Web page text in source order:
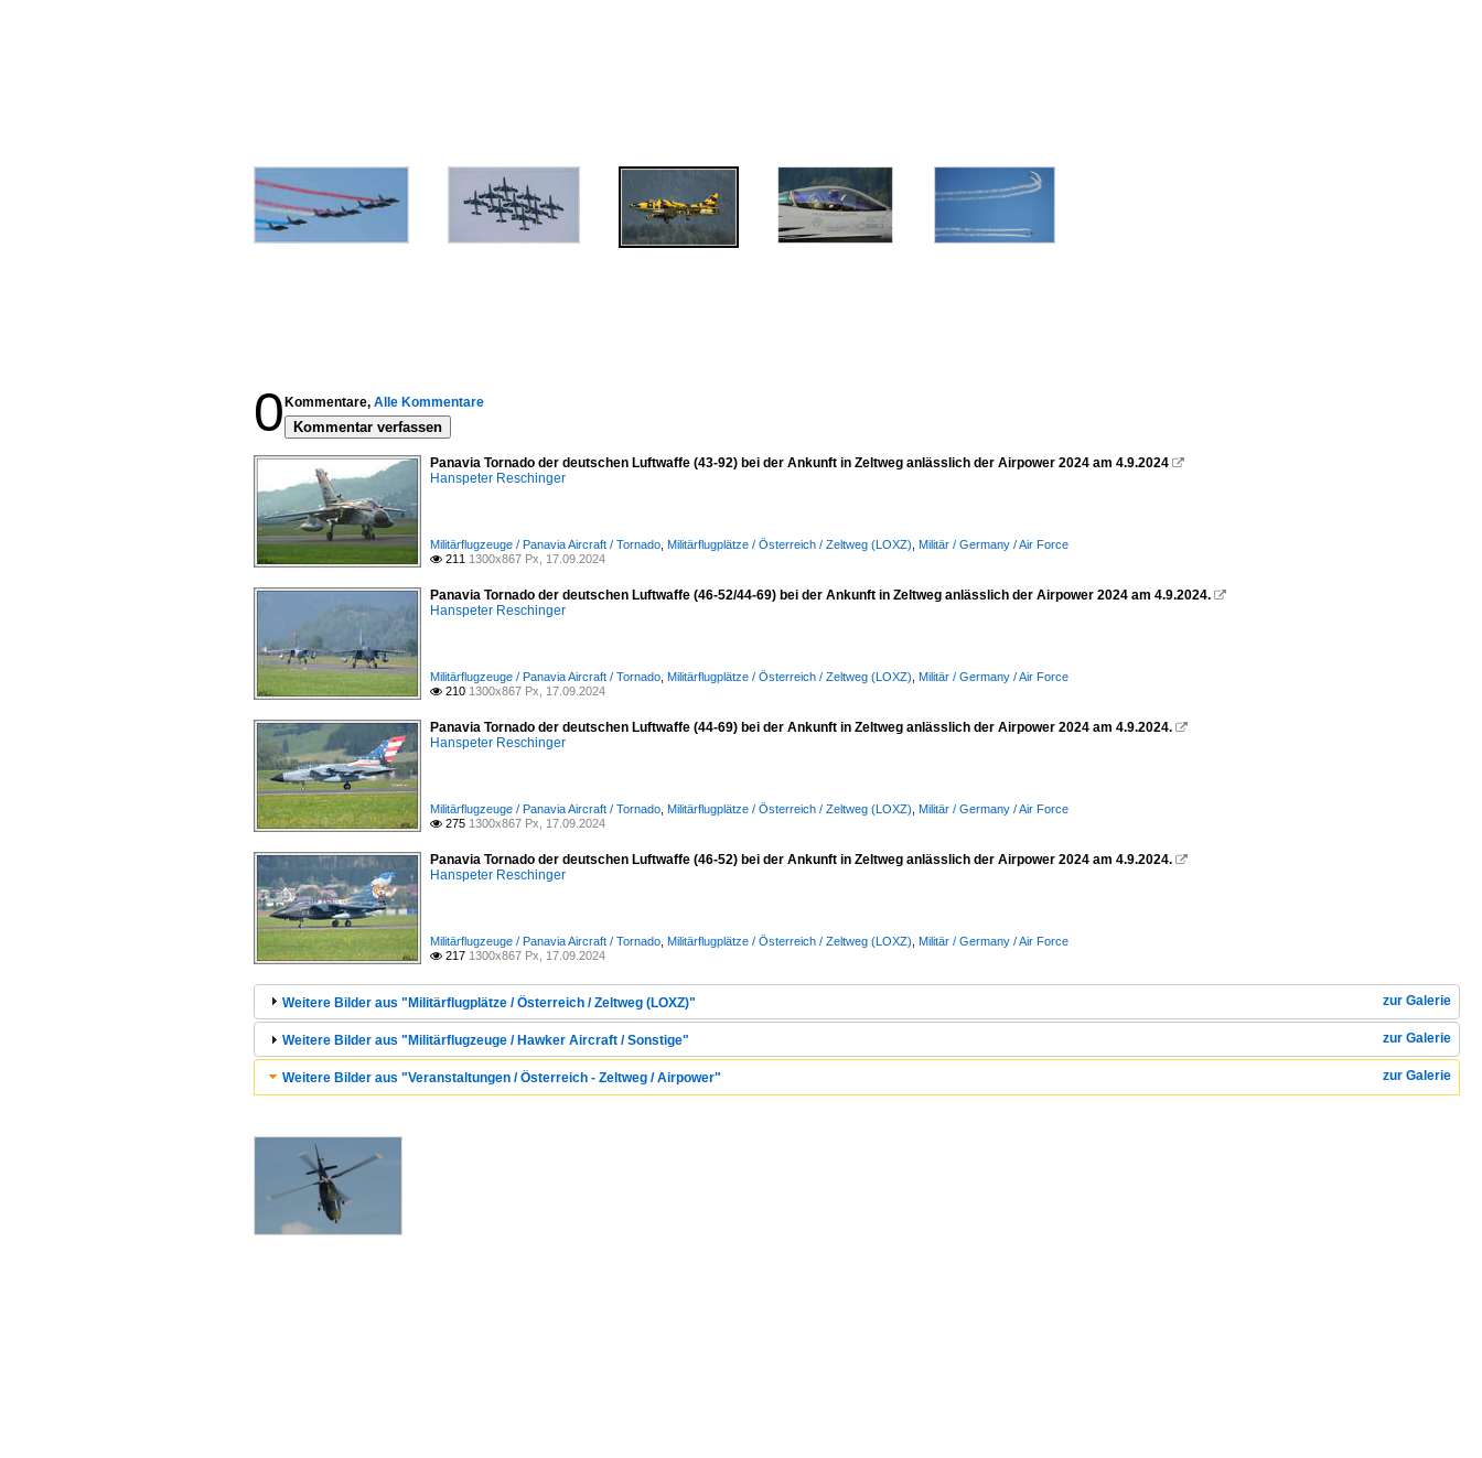
0 Kommentare, Alle Kommentare
Kommentar verfassen
Panavia Tornado der deutschen Luftwaffe (43-92) bei der Ankunft in Zeltweg anlässlich der Airpower 2024 am 4.9.2024 
Hanspeter Reschinger
Militärflugzeuge / Panavia Aircraft / Tornado Militärflugplätze / Österreich / Zeltweg (LOXZ) Militär / Germany / Air Force
 211 1300x867 Px, 17.09.2024
Panavia Tornado der deutschen Luftwaffe (46-52/44-69) bei der Ankunft in Zeltweg anlässlich der Airpower 2024 am 4.9.2024. 
Hanspeter Reschinger
Militärflugzeuge / Panavia Aircraft / Tornado Militärflugplätze / Österreich / Zeltweg (LOXZ) Militär / Germany / Air Force
 210 1300x867 Px, 17.09.2024
Panavia Tornado der deutschen Luftwaffe (44-69) bei der Ankunft in Zeltweg anlässlich der Airpower 2024 am 4.9.2024. 
Hanspeter Reschinger
Militärflugzeuge / Panavia Aircraft / Tornado Militärflugplätze / Österreich / Zeltweg (LOXZ) Militär / Germany / Air Force
 275 1300x867 Px, 17.09.2024
Panavia Tornado der deutschen Luftwaffe (46-52) bei der Ankunft in Zeltweg anlässlich der Airpower 2024 am 4.9.2024. 
Hanspeter Reschinger
Militärflugzeuge / Panavia Aircraft / Tornado Militärflugplätze / Österreich / Zeltweg (LOXZ) Militär / Germany / Air Force
 217 1300x867 Px, 17.09.2024
zur Galerie
Weitere Bilder aus "Militärflugplätze / Österreich / Zeltweg (LOXZ)"
zur Galerie
Weitere Bilder aus "Militärflugzeuge / Hawker Aircraft / Sonstige"
zur Galerie
Weitere Bilder aus "Veranstaltungen / Österreich - Zeltweg / Airpower"